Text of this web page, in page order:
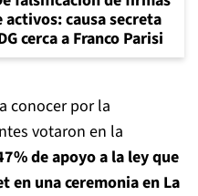
activos: causa secreta
cerca a Franco Parisi
conocer por la
votaron en la
de apoyo a la ley que
en una ceremonia en La